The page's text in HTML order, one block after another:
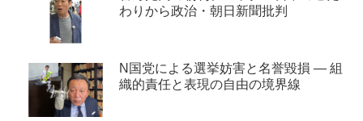
わりから政治・朝日新聞批判
N国党による選挙妨害と名誉毀損 ― 組
織的責任と表現の自由の境界線